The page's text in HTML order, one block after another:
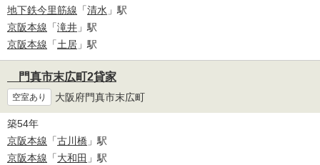
地下鉄今里筋線 「清水 」駅
京阪本線 「滝井 」駅
京阪本線 「土居 」駅
門真市末広町2貸家
空室あり 大阪府門真市末広町
築54年
京阪本線 「古川橋 」駅
京阪本線 「大和田 」駅